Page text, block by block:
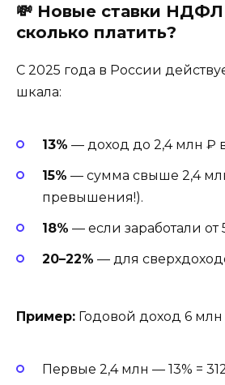
💸 Новые ставки НДФЛ
сколько платить?
С 2025 года в России
шкала:
13% — доход до 2,4 млн ₽
15% — сумма свыше 2,4
превышения!).
18% — если заработали от
20–22% — для
Пример: Годовой доход 6 млн
Первые 2,4 млн — 13% =